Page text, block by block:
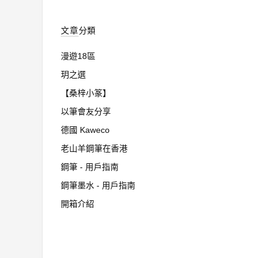
文章分類
漫遊18區
玥之選
【桑梓小篆】
以筆會友分享
德國 Kaweco
老山羊鋼筆在香港
鋼筆 - 用戶指南
鋼筆墨水 - 用戶指南
開箱介紹